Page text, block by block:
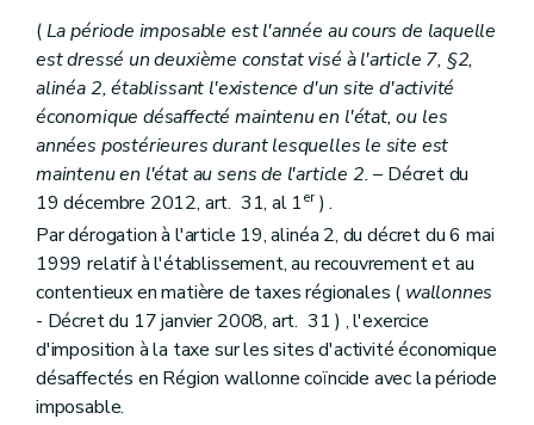
(La période imposable est l'année au cours de laquelle
est dressé un deuxième constat visé à l'article 7, §2,
alinéa 2, établissant l'existence d'un site d'activité
économique désaffecté maintenu en l'état, ou les
années postérieures durant lesquelles le site est
maintenu en l'état au sens de l'article 2.– Décret du
19 décembre 2012, art. 31, al 1er) .
Par dérogation à l'article 19, alinéa 2, du décret du 6 mai
1999 relatif à l'établissement, au recouvrement et au
contentieux en matière de taxes régionales ( wallonnes
- Décret du 17 janvier 2008, art. 31 ) , l'exercice
d'imposition à la taxe sur les sites d'activité économique
désaffectés en Région wallonne coïncide avec la période
imposable.